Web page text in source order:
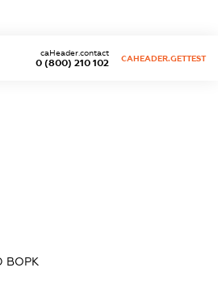
0 (800) 210 102
caHeader.contact
CAHEADER.GETTEST
ВОРК